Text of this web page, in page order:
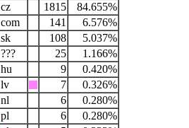
cz
1815
84.655%
com
141
6.576%
sk
108
5.037%
???
25
1.166%
hu
9
0.420%
lv
7
0.326%
nl
6
0.280%
pl
6
0.280%